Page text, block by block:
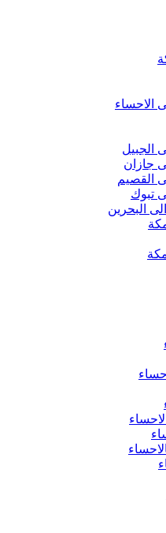
الاحساء
الجبيل
جازان
القصيم
تبوك
البحرين